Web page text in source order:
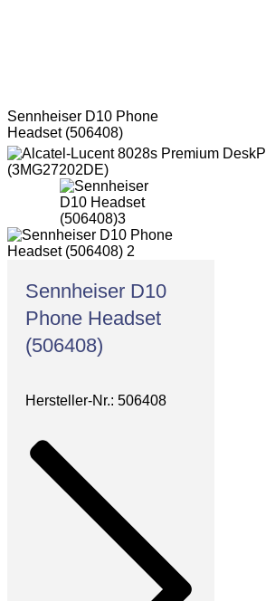
Sennheiser D10 Phone
Headset (506408)
Sennheiser D10
Phone Headset
(506408)
Hersteller-Nr.: 506408